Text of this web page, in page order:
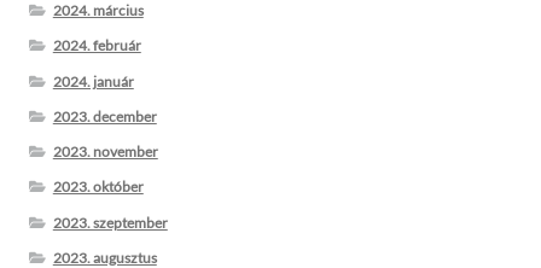
2024. március
2024. február
2024. január
2023. december
2023. november
2023. október
2023. szeptember
2023. augusztus